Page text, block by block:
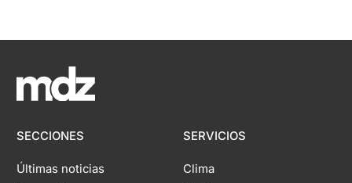
SECCIONES
Últimas noticias
SERVICIOS
Clima